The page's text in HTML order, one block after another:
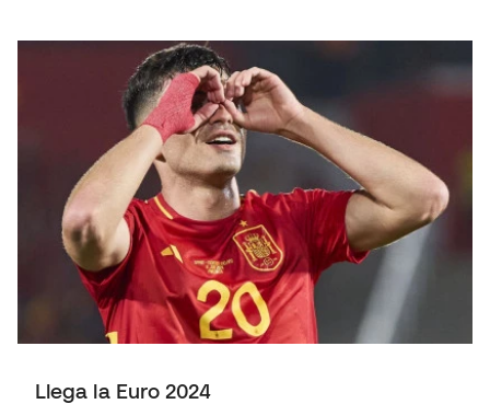
Llega la Euro 2024